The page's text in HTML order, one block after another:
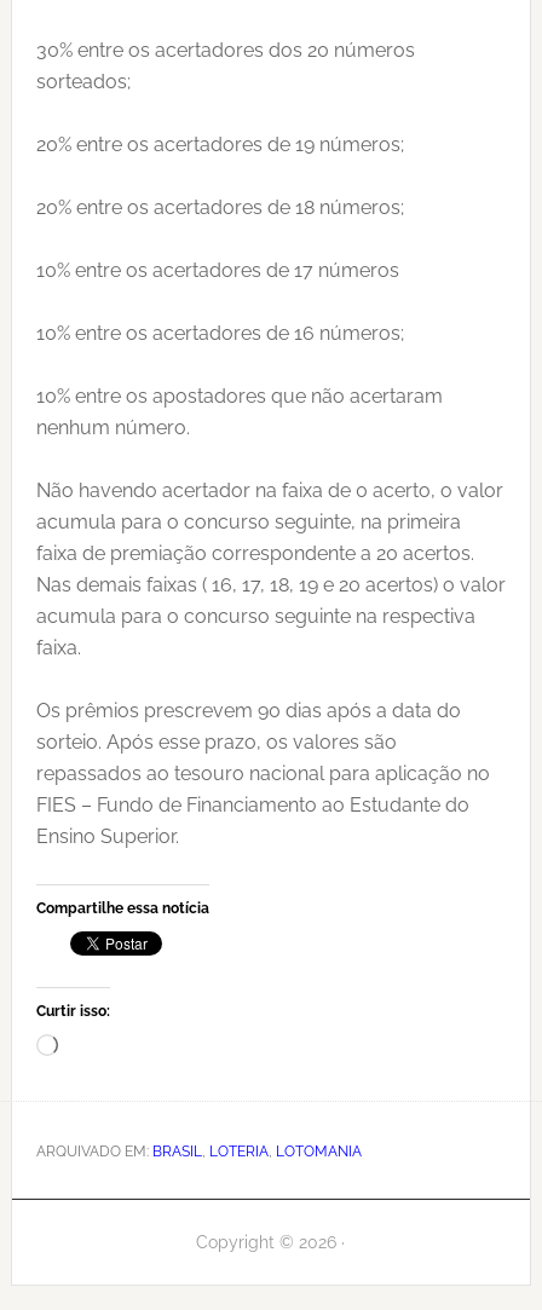
30% entre os acertadores dos 20 números
sorteados;
20% entre os acertadores de 19 números;
20% entre os acertadores de 18 números;
10% entre os acertadores de 17 números
10% entre os acertadores de 16 números;
10% entre os apostadores que não acertaram
nenhum número.
Não havendo acertador na faixa de 0 acerto, o valor
acumula para o concurso seguinte, na primeira
faixa de premiação correspondente a 20 acertos.
Nas demais faixas ( 16, 17, 18, 19 e 20 acertos) o valor
acumula para o concurso seguinte na respectiva
faixa.
Os prêmios prescrevem 90 dias após a data do
sorteio. Após esse prazo, os valores são
repassados ao tesouro nacional para aplicação no
FIES – Fundo de Financiamento ao Estudante do
Ensino Superior.
Compartilhe essa notícia
Curtir isso:
Carregando...
ARQUIVADO EM: BRASIL, LOTERIA, LOTOMANIA
Copyright © 2026 ·